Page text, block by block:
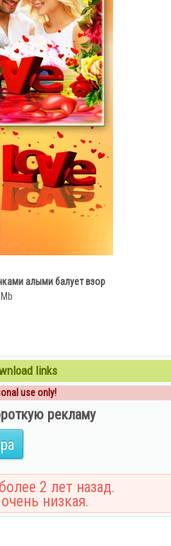
алыми балует взор
links
use only!
рекламу
2 лет назад.
низкая.